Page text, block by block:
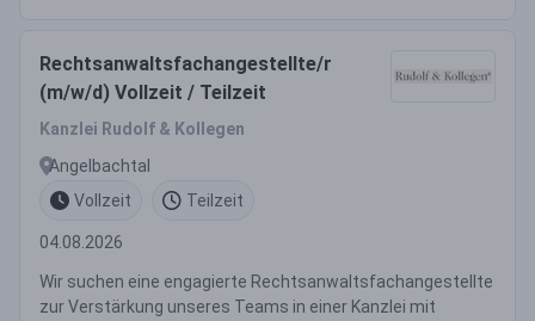
Rechtsanwaltsfachangestellte/r
(m/w/d) Vollzeit / Teilzeit
Kanzlei Rudolf & Kollegen
Angelbachtal
Vollzeit
Teilzeit
04.08.2026
Wir suchen eine engagierte Rechtsanwaltsfachangestellte
zur Verstärkung unseres Teams in einer Kanzlei mit